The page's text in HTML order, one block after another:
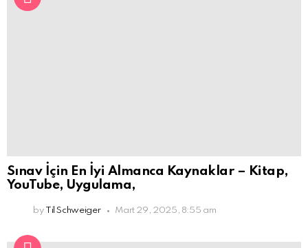
Sınav İçin En İyi Almanca Kaynaklar – Kitap,
YouTube, Uygulama,
by Til Schweiger Mart 29, 2025, 8:55 am